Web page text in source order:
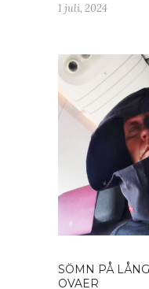
1 juli, 2024
SÖMN PÅ
OVAER